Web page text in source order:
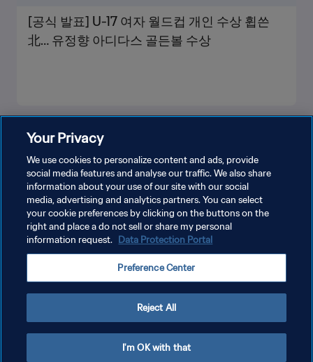
[공식 발표] U-17 여자 월드컵 개인 수상 휩쓴
北… 유정향 아디다스 골든볼 수상
개인정보 보호정책
쿠키 기본 설정 관리
Copyright © 1994 - 2026 FIFA. All rights reserved.
Your Privacy
We use cookies to personalize content and ads, provide
social media features and analyse our traffic. We also share
information about your use of our site with our social
media, advertising and analytics partners. You can select
your cookie preferences by clicking on the buttons on the
right and place a do not sell or share my personal
information request. Data Protection Portal
Preference Center
Reject All
I'm OK with that